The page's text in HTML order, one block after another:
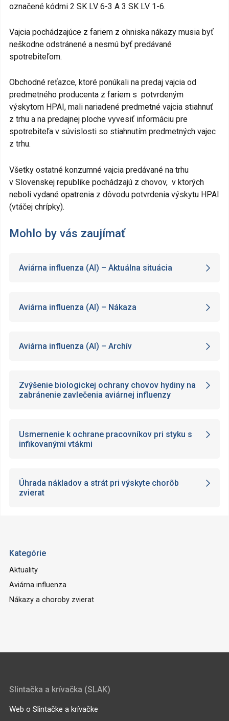
označené kódmi 2 SK LV 6-3 A 3 SK LV 1-6.
Vajcia pochádzajúce z fariem z ohniska nákazy musia byť
neškodne odstránené a nesmú byť predávané
spotrebiteľom.
Obchodné reťazce, ktoré ponúkali na predaj vajcia od
predmetného producenta z fariem s potvrdeným
výskytom HPAI, mali nariadené predmetné vajcia stiahnuť
z trhu a na predajnej ploche vyvesiť informáciu pre
spotrebiteľa v súvislosti so stiahnutím predmetných vajec
z trhu.
Všetky ostatné konzumné vajcia predávané na trhu
v Slovenskej republike pochádzajú z chovov, v ktorých
neboli vydané opatrenia z dôvodu potvrdenia výskytu HPAI
(vtáčej chrípky).
Mohlo by vás zaujímať
Aviárna influenza (AI) – Aktuálna situácia
Aviárna influenza (AI) – Nákaza
Aviárna influenza (AI) – Archív
Zvýšenie biologickej ochrany chovov hydiny na
zabránenie zavlečenia aviárnej influenzy
Usmernenie k ochrane pracovníkov pri styku s
infikovanými vtákmi
Úhrada nákladov a strát pri výskyte chorôb
zvierat
Kategórie
Aktuality
Aviárna influenza
Nákazy a choroby zvierat
Slintačka a krívačka (SLAK)
Web o Slintačke a krívačke